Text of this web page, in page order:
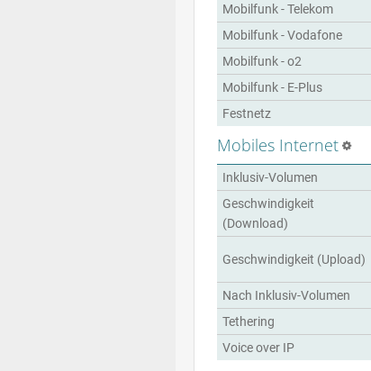
Mobilfunk - Telekom
Mobilfunk - Vodafone
Mobilfunk - o2
Mobilfunk - E-Plus
Festnetz
Mobiles Internet
Inklusiv-Volumen
Geschwindigkeit
(Download)
Geschwindigkeit (Upload)
Nach Inklusiv-Volumen
Tethering
Voice over IP